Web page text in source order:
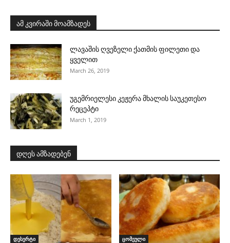
ამ კვირაში მოამზადეს
ლავაშის ღვეზელი ქათმის ფილეთი და
ყველით
March 26, 2019
უგემრიელესი კეჟერა მხალის საუკეთესო
რეცეპტი
March 1, 2019
დღეს ამზადებენ
დესერტი ცომეული